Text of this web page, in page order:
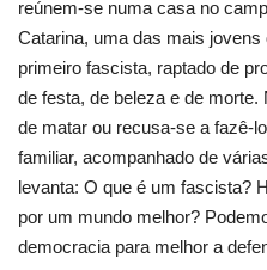
reúnem-se numa casa no
Catarina, uma das mais
primeiro fascista, raptado de
de festa, de beleza e de morte.
de matar ou recusa-se a fazê-
familiar, acompanhado de
levanta: O que é um fascista?
por um mundo melhor?
democracia para melhor a